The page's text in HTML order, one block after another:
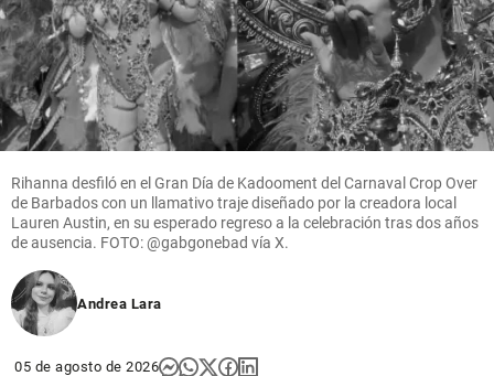
Rihanna desfiló en el Gran Día de Kadooment del Carnaval Crop Over
de Barbados con un llamativo traje diseñado por la creadora local
Lauren Austin, en su esperado regreso a la celebración tras dos años
de ausencia. FOTO: @gabgonebad vía X.
Andrea Lara
05 de agosto de 2026